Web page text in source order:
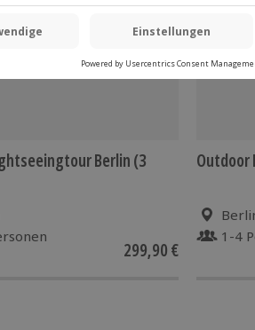
Berlin (3
299,90 €
Outdoor
1-4